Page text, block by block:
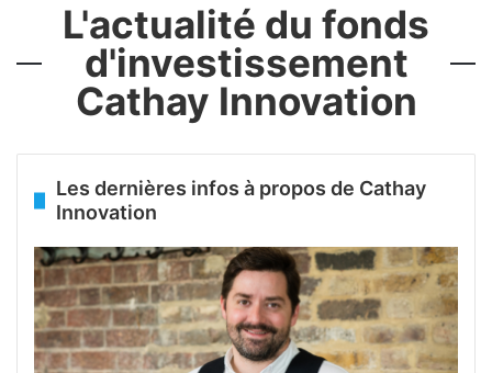
L'actualité du fonds
d'investissement
Cathay Innovation
Les dernières infos à propos de Cathay
Innovation